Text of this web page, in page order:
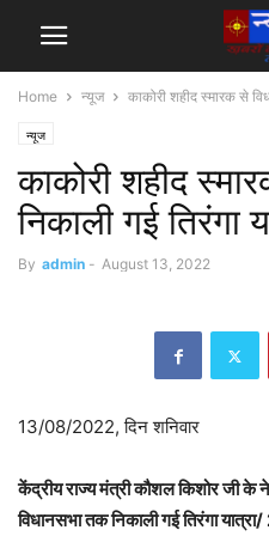
Home न्यूज काकोरी शहीद स्मारक से
न्यूज
काकोरी शहीद
निकाली गई तिरंगा
By admin - August 13, 2022
13/08/2022, दिन शनिवार
केंद्रीय राज्य मंत्री कौशल किशोर जी के
विधानसभा तक निकाली गई तिरंगा